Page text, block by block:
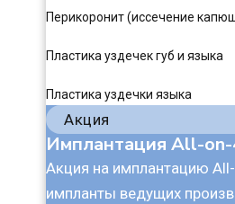
Перикоронит (иссечение
Пластика уздечек губ и языка
Пластика уздечки языка
Акция
Имплантация All-on-
Акция на имплантацию
импланты ведущих